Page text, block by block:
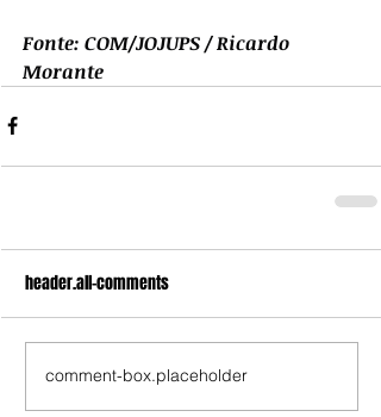
Fonte: COM/JOJUPS / Ricardo
Morante
header.all-comments
comment-box.placeholder